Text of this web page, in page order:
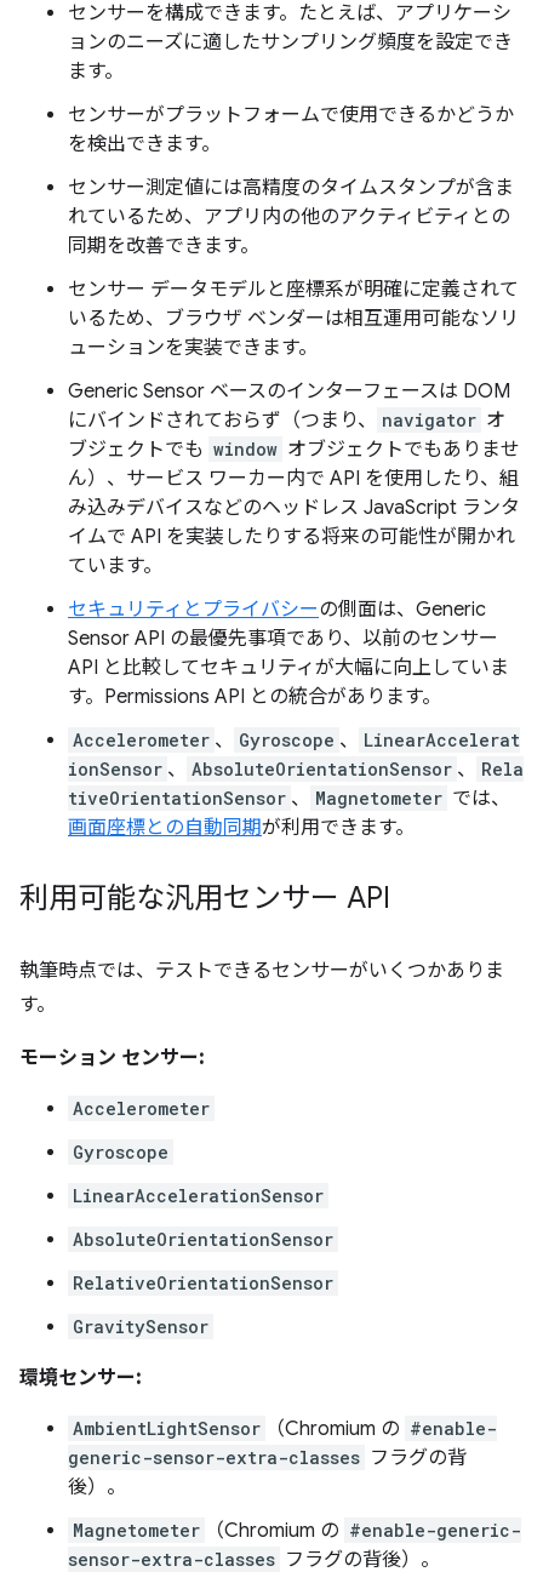
センサーを構成できます。たとえば、アプリケーシ
ョンのニーズに適したサンプリング頻度を設定でき
ます。
センサーがプラットフォームで使用できるかどうか
を検出できます。
センサー測定値には高精度のタイムスタンプが含ま
れているため、アプリ内の他のアクティビティとの
同期を改善できます。
センサー データモデルと座標系が明確に定義されて
いるため、ブラウザ ベンダーは相互運用可能なソリ
ューションを実装できます。
Generic Sensor ベースのインターフェースは DOM
にバインドされておらず（つまり、
navigator オ
ブジェクトでも window オブジェクトでもありませ
ん）、サービス ワーカー内で API を使用したり、組
み込みデバイスなどのヘッドレス JavaScript ランタ
イムで API を実装したりする将来の可能性が開かれ
ています。
セキュリティとプライバシーの側面は、Generic
Sensor API の最優先事項であり、以前のセンサー
API と比較してセキュリティが大幅に向上していま
す。Permissions API との統合があります。
Accelerometer 、 Gyroscope 、
LinearAccelerat
ionSensor 、 AbsoluteOrientationSensor 、
Rela
tiveOrientationSensor 、 Magnetometer では、
画面座標との自動同期が利用できます。
利用可能な汎用センサー API
執筆時点では、テストできるセンサーがいくつかありま
す。
モーション センサー:
Accelerometer
Gyroscope
LinearAccelerationSensor
AbsoluteOrientationSensor
RelativeOrientationSensor
GravitySensor
環境センサー:
AmbientLightSensor （Chromium の #enable-
generic-sensor-extra-classes フラグの背
後）。
Magnetometer （Chromium の #enable-generic-
sensor-extra-classes フラグの背後）。